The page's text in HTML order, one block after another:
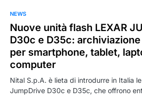
NEWS
Nuove unità flash LEXAR
D30c e D35c: archiviazione
per smartphone, tablet,
computer
Nital S.p.A. è lieta di introdurre in Italia
JumpDrive D30c e D35c, che offrono